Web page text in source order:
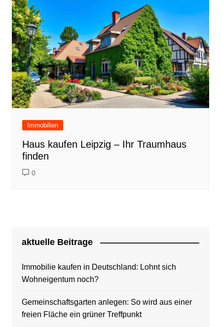
Immobilien
Haus kaufen Leipzig – Ihr Traumhaus
finden
0
aktuelle Beitrage
Immobilie kaufen in Deutschland: Lohnt sich
Wohneigentum noch?
Gemeinschaftsgarten anlegen: So wird aus einer
freien Fläche ein grüner Treffpunkt